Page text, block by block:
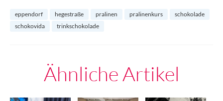
eppendorf hegestraße pralinen pralinenkurs
schokolade
schokovida
trinkschokolade
Ähnliche Artikel